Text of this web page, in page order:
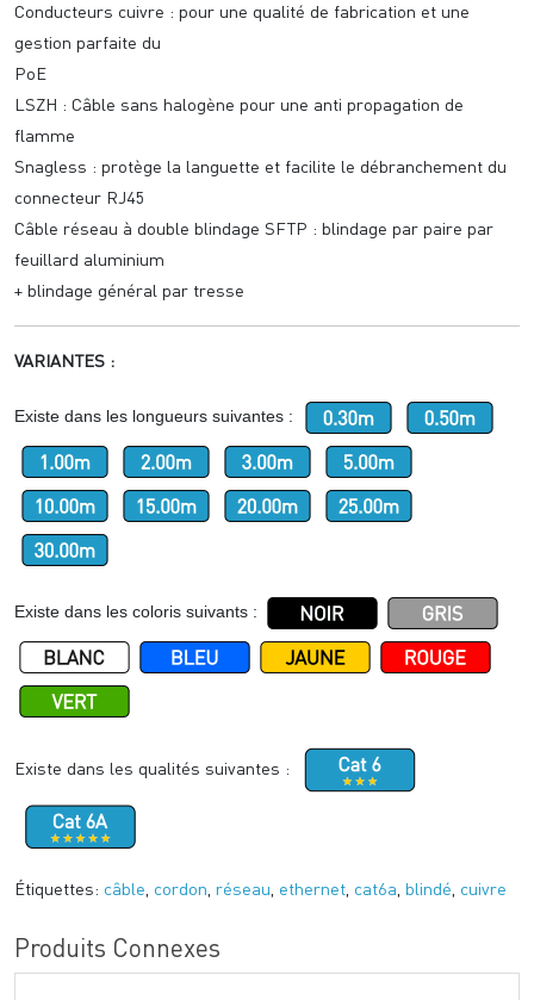
Conducteurs cuivre : pour une qualité de fabrication et une
gestion parfaite du
PoE
LSZH : Câble sans halogène pour une anti propagation de
flamme
Snagless : protège la languette et facilite le débranchement du
connecteur RJ45
Câble réseau à double blindage SFTP : blindage par paire par
feuillard aluminium
+ blindage général par tresse
VARIANTES :
Existe dans les longueurs suivantes :
Existe dans les coloris suivants :
Existe dans les qualités suivantes :
Étiquettes: câble cordon réseau ethernet cat6a blindé cuivre
Produits Connexes